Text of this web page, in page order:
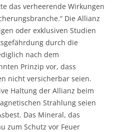
das verheerende Wirkungen
Die Allianz
oder exklusiven Studien
durch die
nach dem
Prinzip vor, dass
nicht versicherbar seien.
Haltung der Allianz beim
Strahlung seien
Das Mineral, das
zum Schutz vor Feuer